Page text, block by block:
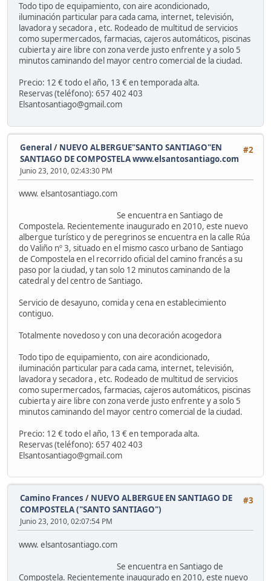
Todo tipo de equipamiento, con aire acondicionado,
iluminación particular para cada cama, internet, televisión,
lavadora y secadora , etc. Rodeado de multitud de servicios
como supermercados, farmacias, cajeros automáticos, piscinas
cubierta y aire libre con zona verde justo enfrente y a solo 5
minutos caminando del mayor centro comercial de la ciudad.
Precio: 12 € todo el año, 13 € en temporada alta.
Reservas (teléfono): 657 402 403
Elsantosantiago@gmail.com
#2
General / NUEVO ALBERGUE"SANTO SANTIAGO"EN
SANTIAGO DE COMPOSTELA www.elsantosantiago.com
Junio 23, 2010, 02:43:30 PM
www. elsantosantiago.com
Se encuentra en Santiago de
Compostela. Recientemente inaugurado en 2010, este nuevo
albergue turístico y de peregrinos se encuentra en la calle Rúa
do Valiño nº 3, situado en el mismo casco urbano de Santiago
de Compostela en el recorrido oficial del camino francés a su
paso por la ciudad, y tan solo 12 minutos caminando de la
catedral y del centro de Santiago.
Servicio de desayuno, comida y cena en establecimiento
contiguo.
Totalmente novedoso y con una decoración acogedora
Todo tipo de equipamiento, con aire acondicionado,
iluminación particular para cada cama, internet, televisión,
lavadora y secadora , etc. Rodeado de multitud de servicios
como supermercados, farmacias, cajeros automáticos, piscinas
cubierta y aire libre con zona verde justo enfrente y a solo 5
minutos caminando del mayor centro comercial de la ciudad.
Precio: 12 € todo el año, 13 € en temporada alta.
Reservas (teléfono): 657 402 403
Elsantosantiago@gmail.com
#3
Camino Frances / NUEVO ALBERGUE EN SANTIAGO DE
COMPOSTELA ("SANTO SANTIAGO")
Junio 23, 2010, 02:07:54 PM
www. elsantosantiago.com
Se encuentra en Santiago de
Compostela. Recientemente inaugurado en 2010, este nuevo